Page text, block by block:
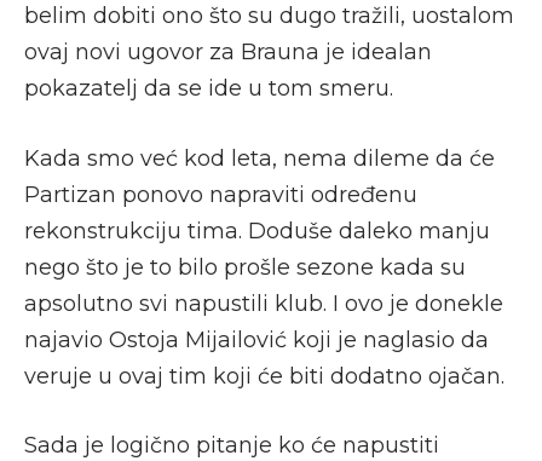
belim dobiti ono što su dugo tražili, uostalom
ovaj novi ugovor za Brauna je idealan
pokazatelj da se ide u tom smeru.
Kada smo već kod leta, nema dileme da će
Partizan ponovo napraviti određenu
rekonstrukciju tima. Doduše daleko manju
nego što je to bilo prošle sezone kada su
apsolutno svi napustili klub. I ovo je donekle
najavio Ostoja Mijailović koji je naglasio da
veruje u ovaj tim koji će biti dodatno ojačan.
Sada je logično pitanje ko će napustiti